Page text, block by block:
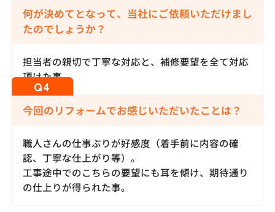
何が決めてとなって、当社にご依頼いただけまし
たのでしょうか？
担当者の親切で丁寧な対応と、補修要望を全て対応
頂けた事。
今回のリフォームでお感じいただいたことは？
職人さんの仕事ぶりが好感度（着手前に内容の確
認、丁寧な仕上がり等）。
工事途中でのこちらの要望にも耳を傾け、期待通り
の仕上りが得られた事。